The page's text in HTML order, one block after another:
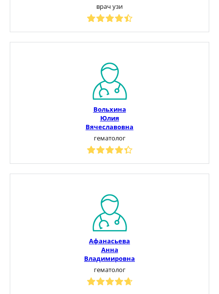
врач узи
Вольхина
Юлия
Вячеславовна
гематолог
Афанасьева
Анна
Владимировна
гематолог